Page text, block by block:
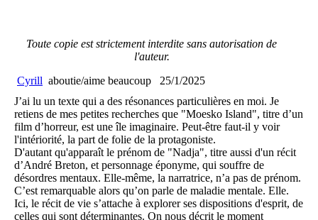
Toute copie est strictement interdite sans autorisation de
l'auteur.
Cyrill aboutie/aime beaucoup
25/1/2025
J’ai lu un texte qui a des résonances particulières en moi. Je
retiens de mes petites recherches que "Moesko Island", titre d’un
film d’horreur, est une île imaginaire. Peut-être faut-il y voir
l'intériorité, la part de folie de la protagoniste.
D'autant qu'apparaît le prénom de "Nadja", titre aussi d'un récit
d’André Breton, et personnage éponyme, qui souffre de
désordres mentaux. Elle-même, la narratrice, n’a pas de prénom.
C’est remarquable alors qu’on parle de maladie mentale. Elle.
Ici, le récit de vie s’attache à explorer ses dispositions d'esprit, de
celles qui sont déterminantes. On nous décrit le moment